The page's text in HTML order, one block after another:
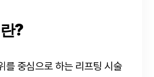
?
를 중심으로 하는 리프팅 시술